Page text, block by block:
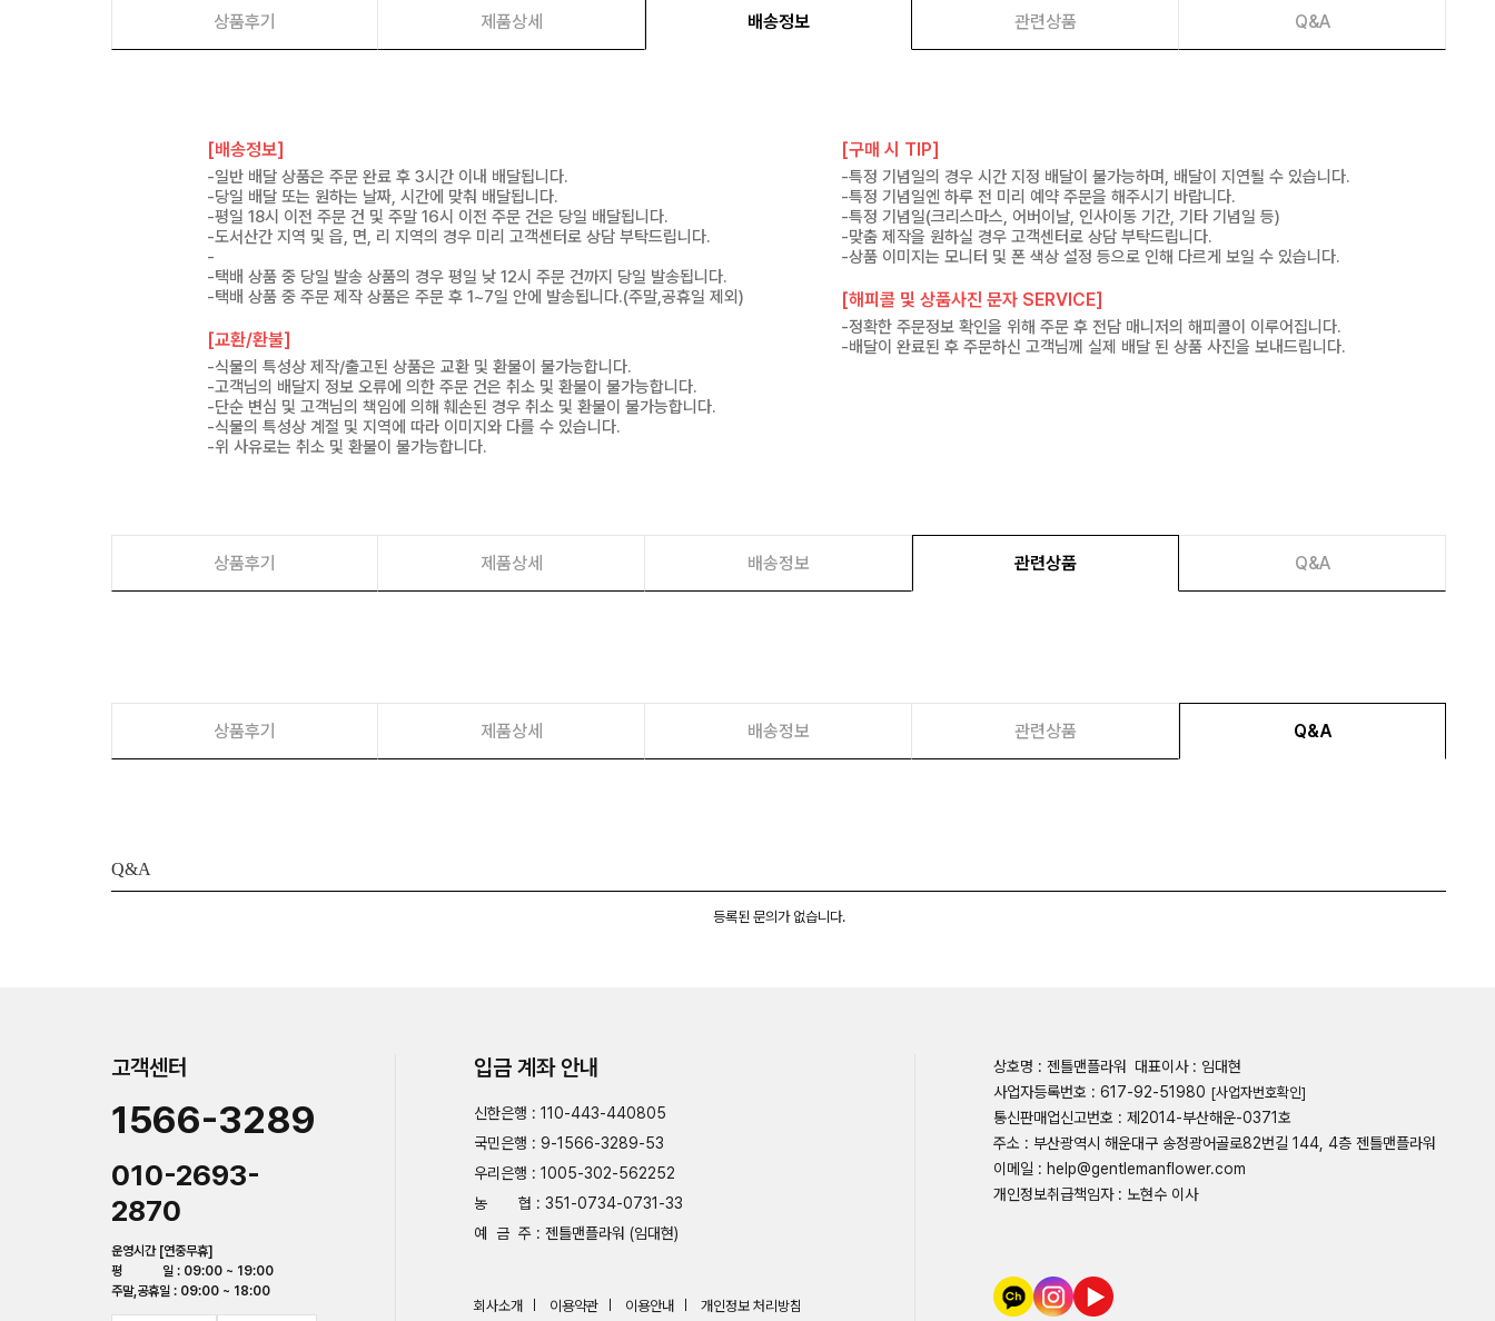
상품후기 제품상세 배송정보 관련상품 Q&A
[배송정보]
-일반 배달 상품은 주문 완료 후 3시간 이내 배달됩니다.
-당일 배달 또는 원하는 날짜, 시간에 맞춰 배달됩니다.
-평일 18시 이전 주문 건 및 주말 16시 이전 주문 건은 당일 배달됩니다.
-도서산간 지역 및 읍, 면, 리 지역의 경우 미리 고객센터로 상담 부탁드립니다.
-
-택배 상품 중 당일 발송 상품의 경우 평일 낮 12시 주문 건까지 당일 발송됩니다.
-택배 상품 중 주문 제작 상품은 주문 후 1~7일 안에 발송됩니다.(주말,공휴일 제외)
[교환/환불]
-식물의 특성상 제작/출고된 상품은 교환 및 환불이 불가능합니다.
-고객님의 배달지 정보 오류에 의한 주문 건은 취소 및 환불이 불가능합니다.
-단순 변심 및 고객님의 책임에 의해 훼손된 경우 취소 및 환불이 불가능합니다.
-식물의 특성상 계절 및 지역에 따라 이미지와 다를 수 있습니다.
-위 사유로는 취소 및 환불이 불가능합니다.
[구매 시 TIP]
-특정 기념일의 경우 시간 지정 배달이 불가능하며, 배달이 지연될 수 있습니다.
-특정 기념일엔 하루 전 미리 예약 주문을 해주시기 바랍니다.
-특정 기념일(크리스마스, 어버이날, 인사이동 기간, 기타 기념일 등)
-맞춤 제작을 원하실 경우 고객센터로 상담 부탁드립니다.
-상품 이미지는 모니터 및 폰 색상 설정 등으로 인해 다르게 보일 수 있습니다.
[해피콜 및 상품사진 문자 SERVICE]
-정확한 주문정보 확인을 위해 주문 후 전담 매니저의 해피콜이 이루어집니다.
-배달이 완료된 후 주문하신 고객님께 실제 배달 된 상품 사진을 보내드립니다.
상품후기 제품상세 배송정보 관련상품 Q&A
상품후기 제품상세 배송정보 관련상품 Q&A
Q&A
등록된 문의가 없습니다.
고객센터
1566-3289
010-2693-
2870
운영시간 [연중무휴]
평 일 : 09:00 ~ 19:00
주말,공휴일 : 09:00 ~ 18:00
입금 계좌 안내
신한은행 : 110-443-440805
국민은행 : 9-1566-3289-53
우리은행 : 1005-302-562252
농 협 : 351-0734-0731-33
예 금 주 : 젠틀맨플라워 (임대현)
회사소개 이용약관 이용안내 개인정보 처리방침
상호명 : 젠틀맨플라워
대표이사 : 임대현
사업자등록번호 : 617-92-51980 [사업자번호확인]
통신판매업신고번호 : 제2014-부산해운-0371호
주소 : 부산광역시 해운대구 송정광어골로82번길 144, 4층 젠틀맨플라워
이메일 : help@gentlemanflower.com
개인정보취급책임자 : 노현수 이사